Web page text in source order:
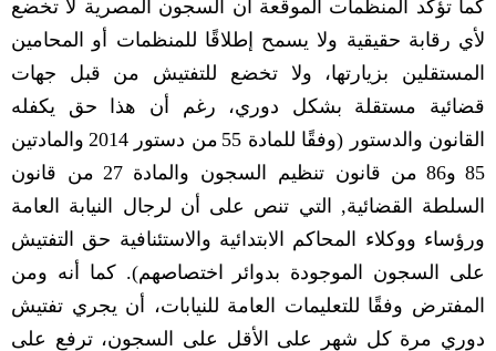
كما تؤكد المنظمات الموقعة أن السجون المصرية لا تخضع
لأي رقابة حقيقية ولا يسمح إطلاقًا للمنظمات أو المحامين
المستقلين بزيارتها، ولا تخضع للتفتيش من قبل جهات
قضائية مستقلة بشكل دوري، رغم أن هذا حق يكفله
القانون والدستور (وفقًا للمادة 55 من دستور 2014 والمادتين
85
و86 من قانون تنظيم السجون والمادة 27
من قانون
السلطة القضائية, التي تنص على أن لرجال النيابة العامة
ورؤساء ووكلاء المحاكم الابتدائية والاستئنافية حق التفتيش
على السجون الموجودة بدوائر اختصاصهم). كما أنه ومن
المفترض وفقًا للتعليمات العامة للنيابات، أن يجري تفتيش
دوري مرة كل شهر على الأقل على السجون، ترفع على